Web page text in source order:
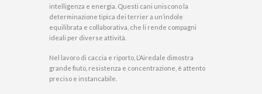
intelligenza e energia. Questi cani uniscono la
determinazione tipica dei terrier a un’indole
equilibrata e collaborativa, che li rende compagni
ideali per diverse attività.
Nel lavoro di caccia e riporto, L’Airedale dimostra
grande fiuto, resistenza e concentrazione, è attento
preciso e instancabile.